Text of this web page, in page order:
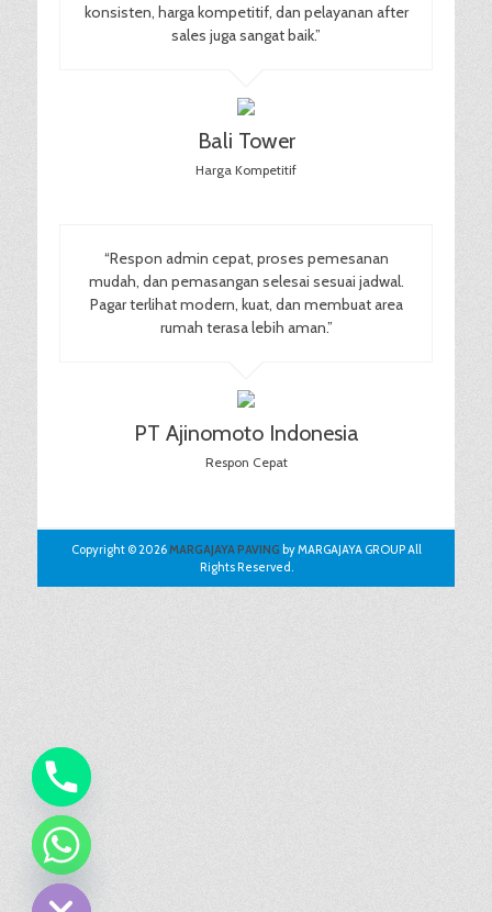
konsisten, harga kompetitif, dan pelayanan after
sales juga sangat baik.”
Bali Tower
Harga Kompetitif
“Respon admin cepat, proses pemesanan
mudah, dan pemasangan selesai sesuai jadwal.
Pagar terlihat modern, kuat, dan membuat area
rumah terasa lebih aman.”
PT Ajinomoto Indonesia
Respon Cepat
Copyright © 2026MARGAJAYA PAVING by MARGAJAYA GROUP All
Rights Reserved.
Hide
chaty